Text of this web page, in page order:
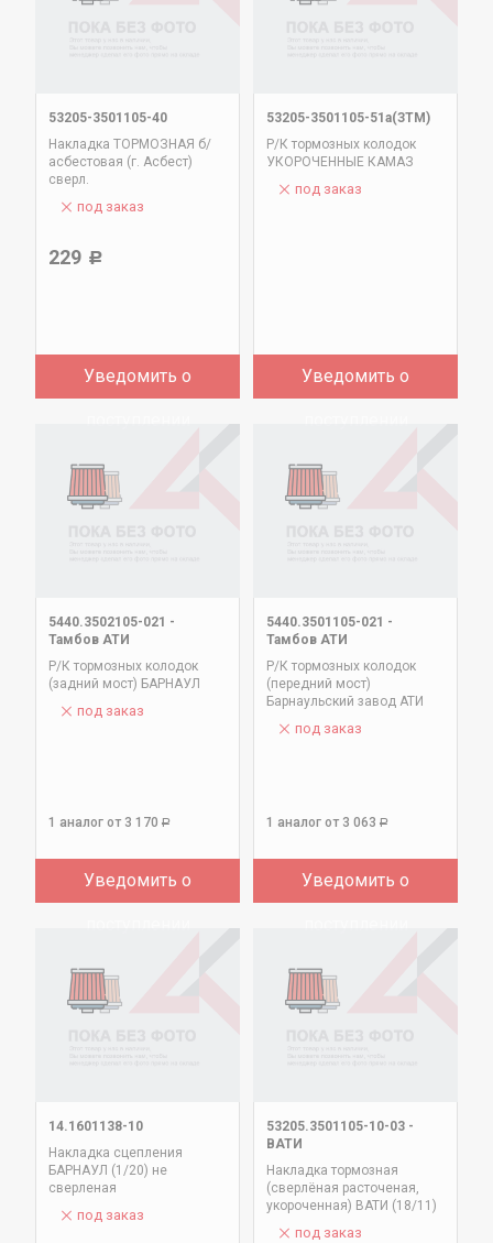
53205-3501105-40
Накладка ТОРМОЗНАЯ б/
асбестовая (г. Асбест)
сверл.
под заказ
229 Р
Уведомить о
53205-3501105-51а(ЗТМ)
Р/К тормозных колодок
УКОРОЧЕННЫЕ КАМАЗ
под заказ
Уведомить о
5440.3502105-021 -
Тамбов АТИ
Р/К тормозных колодок
(задний мост) БАРНАУЛ
под заказ
1 аналог от 3 170 Р
Уведомить о
5440.3501105-021 -
Тамбов АТИ
Р/К тормозных колодок
(передний мост)
Барнаульский завод АТИ
под заказ
1 аналог от 3 063 Р
Уведомить о
14.1601138-10
Накладка сцепления
БАРНАУЛ (1/20) не
сверленая
под заказ
53205.3501105-10-03 -
ВАТИ
Накладка тормозная
(сверлёная расточеная,
укороченная) ВАТИ (18/11)
под заказ